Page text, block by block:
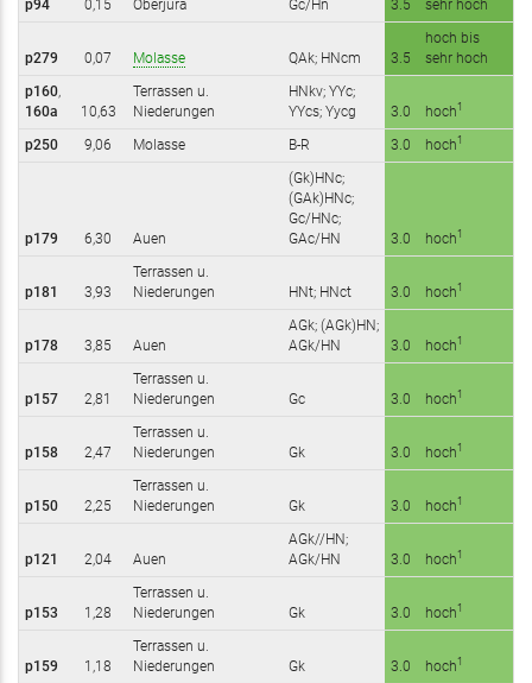
p94 0,15 Oberjura
Gc/Hn
3.5
sehr hoch
p279 0,07 Molasse QAk; HNcm 3.5
hoch bis
sehr hoch
p160,
160a
10,63
Terrassen u.
Niederungen
HNkv; YYc;
YYcs; Yycg
3.0 hoch1
p250 9,06 Molasse B-R 3.0 hoch1
p179 6,30 Auen
(Gk)HNc;
(GAk)HNc;
Gc/HNc;
GAc/HN
3.0 hoch1
p181 3,93
Terrassen u.
Niederungen
HNt; HNct 3.0 hoch1
p178 3,85 Auen
AGk; (AGk)HN;
AGk/HN
3.0 hoch1
p157 2,81
Terrassen u.
Niederungen
Gc 3.0 hoch1
p158 2,47
Terrassen u.
Niederungen
Gk 3.0 hoch1
p150 2,25
Terrassen u.
Niederungen
Gk 3.0 hoch1
p121 2,04 Auen
AGk//HN;
AGk/HN
3.0 hoch1
p153 1,28
Terrassen u.
Niederungen
Gk 3.0 hoch1
p159 1,18
Terrassen u.
Niederungen
Gk 3.0 hoch1